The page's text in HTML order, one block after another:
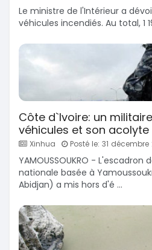
Le ministre de l'Intérieur a
véhicules incendiés. Au total, 1
Côte d`Ivoire: un
véhicules et son
Xinhua Posté le: 31 décembre
YAMOUSSOUKRO - L'escadron
nationale basée à
Abidjan) a mis hors d'é ...